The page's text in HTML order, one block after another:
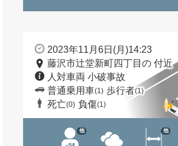
2023年11月6日(月)14:23
藤沢市辻堂新町四丁目の 付近
人対車両 小破事故
普通乗用車(1) 歩行者(1)
死亡(0) 負傷(1)
他 他